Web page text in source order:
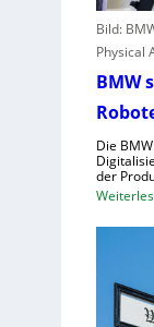
Bild:
Physical
BMW
Die
der